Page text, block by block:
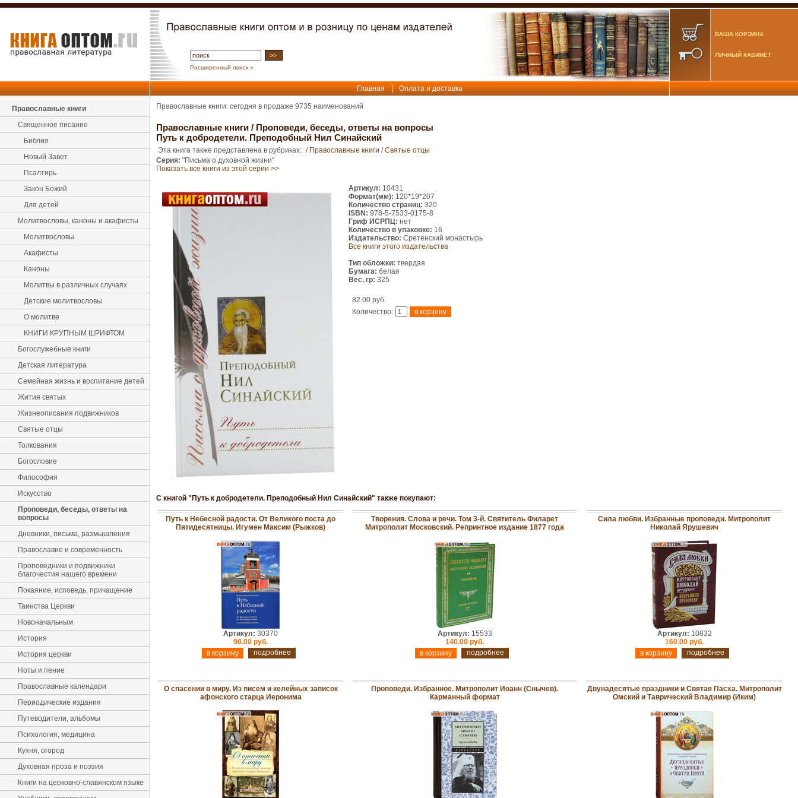
Расширенный поиск »
ВАША КОРЗИНА
ЛИЧНЫЙ КАБИНЕТ
Главная Оплата и доставка
Православные книги
Священное писание
Библия
Новый Завет
Псалтирь
Закон Божий
Для детей
Молитвословы, каноны и акафисты
Молитвословы
Акафисты
Каноны
Молитвы в различных случаях
Детские молитвословы
О молитве
КНИГИ КРУПНЫМ ШРИФТОМ
Богослужебные книги
Детская литература
Семейная жизнь и воспитание детей
Жития святых
Жизнеописания подвижников
Святые отцы
Толкования
Богословие
Философия
Искусство
Проповеди, беседы, ответы на
вопросы
Дневники, письма, размышления
Православие и современность
Проповедники и подвижники
благочестия нашего времени
Покаяние, исповедь, причащение
Таинства Церкви
Новоначальным
История
История церкви
Ноты и пение
Православные календари
Периодические издания
Путеводители, альбомы
Психология, медицина
Кухня, огород
Духовная проза и поэзия
Книги на церковно-славянском языке
Православные книги: сегодня в продаже 9735 наименований
Православные книги / Проповеди, беседы, ответы на вопросы
Путь к добродетели. Преподобный Нил Синайский
Эта книга также представлена в рубриках: / Православные книги /Святые отцы
Серия: "Письма о духовной жизни"
Показать все книги из этой серии >>
Артикул: 10431
Формат(мм): 120*19*207
Количество страниц: 320
ISBN: 978-5-7533-0175-8
Гриф ИСРПЦ: нет
Количество в упаковке: 16
Издательство: Сретенский монастырь
Все книги этого издательства
Тип обложки: твердая
Бумага: белая
Вес, гр: 325
82.00 руб.
Количество:
С книгой "Путь к добродетели. Преподобный Нил Синайский" также покупают:
Путь к Небесной радости. От Великого поста до
Пятидесятницы. Игумен Максим (Рыжков)
Артикул: 30370
90.00 руб.
подробнее
Творения. Слова и речи. Том 3-й. Святитель Филарет
Митрополит Московский. Репринтное издание 1877 года
Артикул: 15533
140.00 руб.
подробнее
Сила любви. Избранные проповеди. Митрополит
Николай Ярушевич
Артикул: 10832
160.00 руб.
подробнее
О спасении в миру. Из писем и келейных записок
афонского старца Иеронима
Проповеди. Избранное. Митрополит Иоанн (Снычев).
Карманный формат
Двунадесятые праздники и Святая Пасха. Митрополит
Омский и Таврический Владимир (Иким)